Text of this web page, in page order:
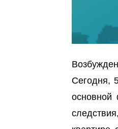
Сегодня,
основной